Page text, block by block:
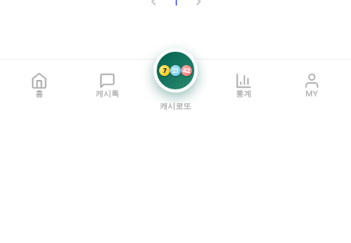
홈 캐시톡
7 21 42
캐시로또
통계 MY